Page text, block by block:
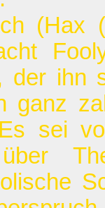
(Hax
der ihn
ganz
sei